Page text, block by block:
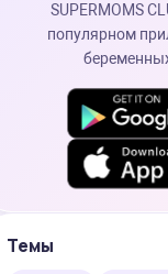
SUPERMOMS
популярном
Темы